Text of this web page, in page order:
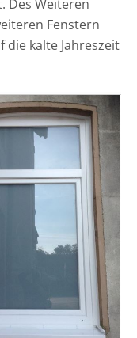
Des Weiteren
Fenstern
kalte Jahreszeit